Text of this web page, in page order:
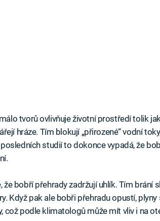
tvorů ovlivňuje životní prostředí tolik
hráze. Tím blokují „přirozené“ vodní
studií to dokonce vypadá, že
že bobří přehrady zadržují uhlík. Tím brání
Když pak ale bobři přehradu opustí,
což podle klimatologů může mít vliv i na